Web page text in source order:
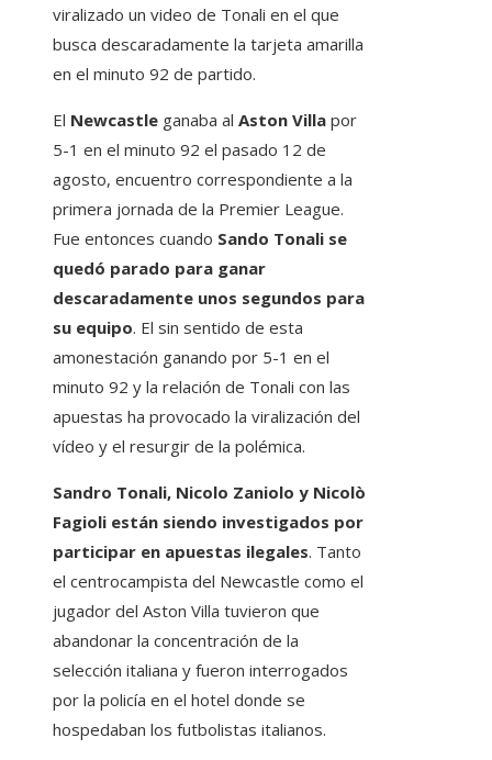
viralizado un video de Tonali en el que
busca descaradamente la tarjeta amarilla
en el minuto 92 de partido.
El Newcastle ganaba al Aston Villa por
5-1 en el minuto 92 el pasado 12 de
agosto, encuentro correspondiente a la
primera jornada de la Premier League.
Fue entonces cuando Sando Tonali se
quedó parado para ganar
descaradamente unos segundos para
su equipo. El sin sentido de esta
amonestación ganando por 5-1 en el
minuto 92 y la relación de Tonali con las
apuestas ha provocado la viralización del
vídeo y el resurgir de la polémica.
Sandro Tonali, Nicolo Zaniolo y Nicolò
Fagioli están siendo investigados por
participar en apuestas ilegales. Tanto
el centrocampista del Newcastle como el
jugador del Aston Villa tuvieron que
abandonar la concentración de la
selección italiana y fueron interrogados
por la policía en el hotel donde se
hospedaban los futbolistas italianos.